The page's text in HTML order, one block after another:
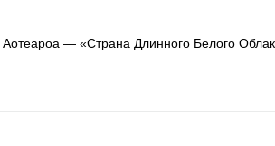
— «Страна Длинного Белого